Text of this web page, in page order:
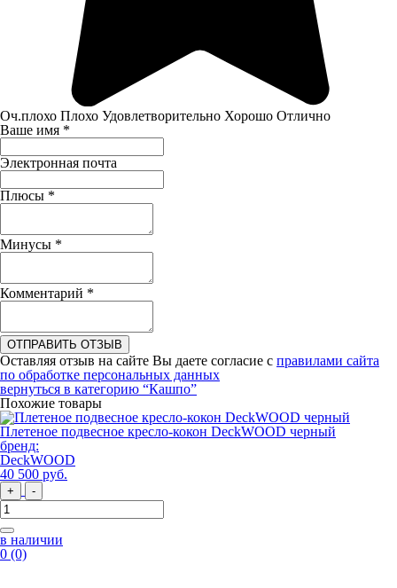
Оч.плохо Плохо Удовлетворительно Хорошо Отлично
Ваше имя *
Электронная почта
Плюсы *
Минусы *
Комментарий *
ОТПРАВИТЬ ОТЗЫВ
Оставляя отзыв на сайте Вы даете согласие с правилами сайта
по обработке персональных данных
вернуться в категорию “Кашпо”
Похожие товары
Плетеное подвесное кресло-кокон DeckWOOD черный
бренд:
DeckWOOD
40 500 руб.
+ -
в наличии
0 (0)